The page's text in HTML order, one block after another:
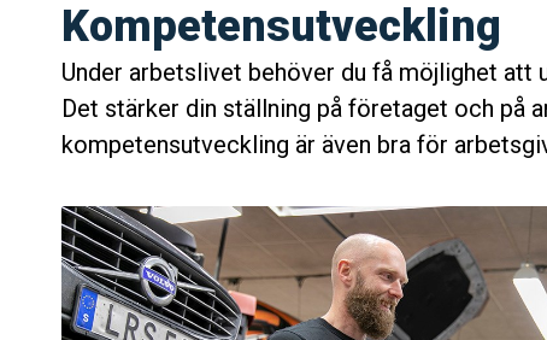
Kompetensutveckling
Under arbetslivet behöver du få möjlighet att
Det stärker din ställning på företaget och på
kompetensutveckling är även bra för